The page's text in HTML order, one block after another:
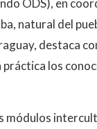
ODS), en
natural del
destaca
los
módulos